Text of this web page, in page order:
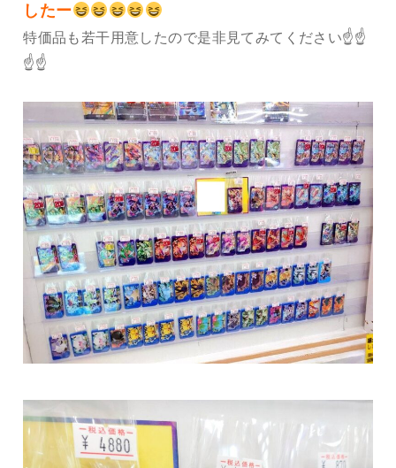
したー
特価品も若干用意したので是非見てみてください☝️☝️
☝️☝️